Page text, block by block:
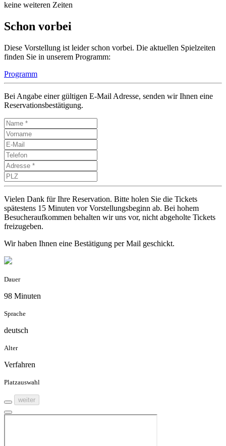
keine weiteren Zeiten
Schon vorbei
Diese Vorstellung ist leider schon vorbei. Die aktuellen Spielzeiten
finden Sie in unserem Programm:
Programm
Bei Angabe einer gültigen E-Mail Adresse, senden wir Ihnen eine
Reservationsbestätigung.
Vielen Dank für Ihre Reservation. Bitte holen Sie die Tickets
spätestens 15 Minuten vor Vorstellungsbeginn ab. Bei hohem
Besucheraufkommen behalten wir uns vor, nicht abgeholte Tickets
freizugeben.
Wir haben Ihnen eine Bestätigung per Mail geschickt.
Dauer
98 Minuten
Sprache
deutsch
Alter
Verfahren
Platzauswahl
weiter